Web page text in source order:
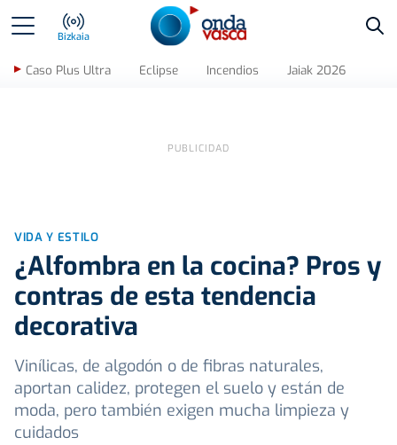
Bizkaia
Caso Plus Ultra Eclipse Incendios Jaiak 2026
VIDA Y ESTILO
¿Alfombra en la cocina? Pros y
contras de esta tendencia
decorativa
Vinílicas, de algodón o de fibras naturales,
aportan calidez, protegen el suelo y están de
moda, pero también exigen mucha limpieza y
cuidados